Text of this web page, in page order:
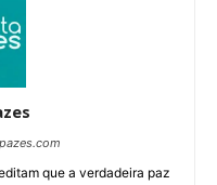
que a verdadeira paz